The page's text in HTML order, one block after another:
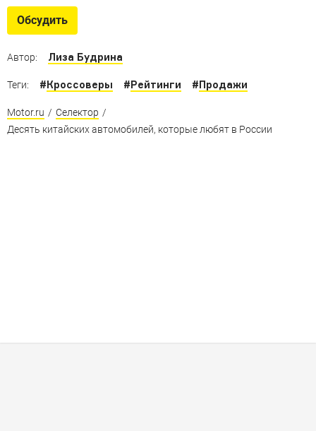
Обсудить
Автор: Лиза Будрина
Теги: #Кроссоверы #Рейтинги #Продажи
Motor.ru / Селектор /
Десять китайских автомобилей, которые любят в России